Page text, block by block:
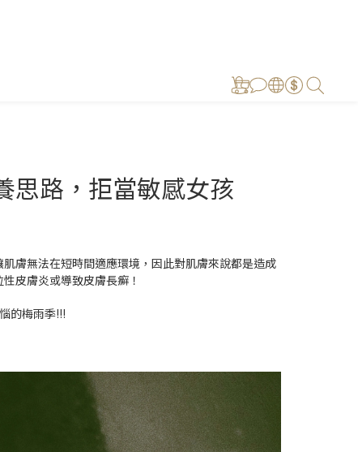
思路，拒當敏感女孩
膚無法在短時間適應環境，因此對肌膚來說都是造成
皮膚炎或導致皮膚長癬！
的梅雨季!!!